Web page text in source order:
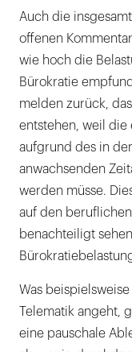
Auch die
offenen
wie hoch die
Bürokratie
melden zurück,
entstehen, weil
aufgrund des in
anwachsenden
werden müsse.
auf den
benachteiligt
Was
Telematik angeht,
eine pauschale